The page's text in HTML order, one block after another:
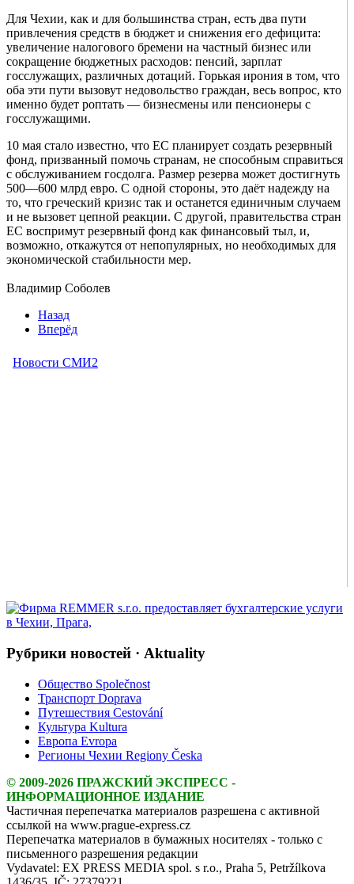
Для Чехии, как и для большинства стран, есть два пути
привлечения средств в бюджет и снижения его дефицита:
увеличение налогового бремени на частный бизнес или
сокращение бюджетных расходов: пенсий, зарплат
госслужащих, различных дотаций. Горькая ирония в том, что
оба эти пути вызовут недовольство граждан, весь вопрос, кто
именно будет роптать — бизнесмены или пенсионеры с
госслужащими.
10 мая стало известно, что ЕС планирует создать резервный
фонд, призванный помочь странам, не способным справиться
с обслуживанием госдолга. Размер резерва может достигнуть
500—600 млрд евро. С одной стороны, это даёт надежду на
то, что греческий кризис так и останется единичным случаем
и не вызовет цепной реакции. С другой, правительства стран
ЕС воспримут резервный фонд как финансовый тыл, и,
возможно, откажутся от непопулярных, но необходимых для
экономической стабильности мер.
Владимир Соболев
Назад
Вперёд
Рубрики новостей · Aktuality
Общество Společnost
Транспорт Doprava
Путешествия Cestování
Культура Kultura
Европа Evropa
Регионы Чехии Regiony Česka
© 2009-2026 ПРАЖСКИЙ ЭКСПРЕСС -
ИНФОРМАЦИОННОЕ ИЗДАНИЕ
Частичная перепечатка материалов разрешена с активной
ссылкой на www.prague-express.cz
Перепечатка материалов в бумажных носителях - только с
письменного разрешения редакции
Vydavatel: EX PRESS MEDIA spol. s r.o., Praha 5, Petržílkova